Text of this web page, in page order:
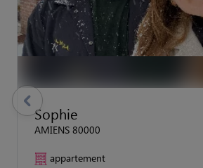
Sophie
AMIENS 80000
appartement
previous